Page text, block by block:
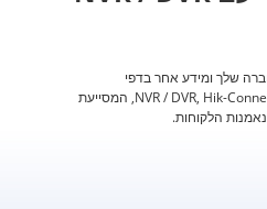
שלך ומידע אחר בדפי
ההפעלה והצפייה החיה של ה-NVR / DVR, Hik-Connect APP, המסייעת
הלקוחות.